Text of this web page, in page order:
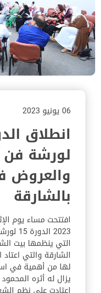
06 يونيو 2023
لورشة فن
والعروض
بالشارقة
2023
التي ينظمها بيت
الشارقة والتي
لها من أهمية في
يزال له أثره